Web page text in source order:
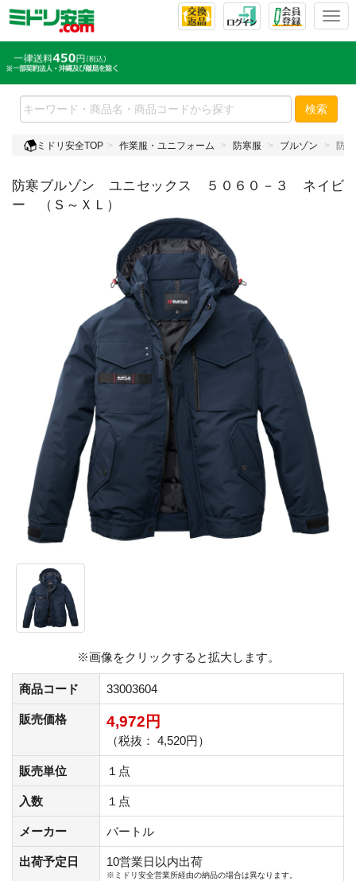
T
l
e
n
v
g
検索
ミドリ安全TOP 作業服・ユニフォーム 防寒服 ブルゾン 防
防寒ブルゾン ユニセックス ５０６０－３ ネイビ
ー （Ｓ～ＸＬ）
※画像をクリックすると拡大します。
商品コード 33003604
販売価格 4,972円
（税抜： 4,520円）
販売単位 １点
入数 １点
メーカー バートル
出荷予定日 10営業日以内出荷
※ミドリ安全営業所経由の納品の場合は異なります。